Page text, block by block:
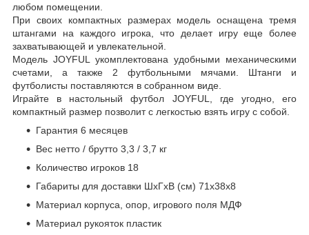
любом помещении.
При своих компактных размерах модель оснащена тремя
штангами на каждого игрока, что делает игру еще более
захватывающей и увлекательной.
Модель JOYFUL укомплектована удобными механическими
счетами, а также 2 футбольными мячами. Штанги и
футболисты поставляются в собранном виде.
Играйте в настольный футбол JOYFUL, где угодно, его
компактный размер позволит с легкостью взять игру с собой.
Гарантия 6 месяцев
Вес нетто / брутто 3,3 / 3,7 кг
Количество игроков 18
Габариты для доставки ШхГхВ (см) 71х38х8
Материал корпуса, опор, игрового поля МДФ
Материал рукояток пластик